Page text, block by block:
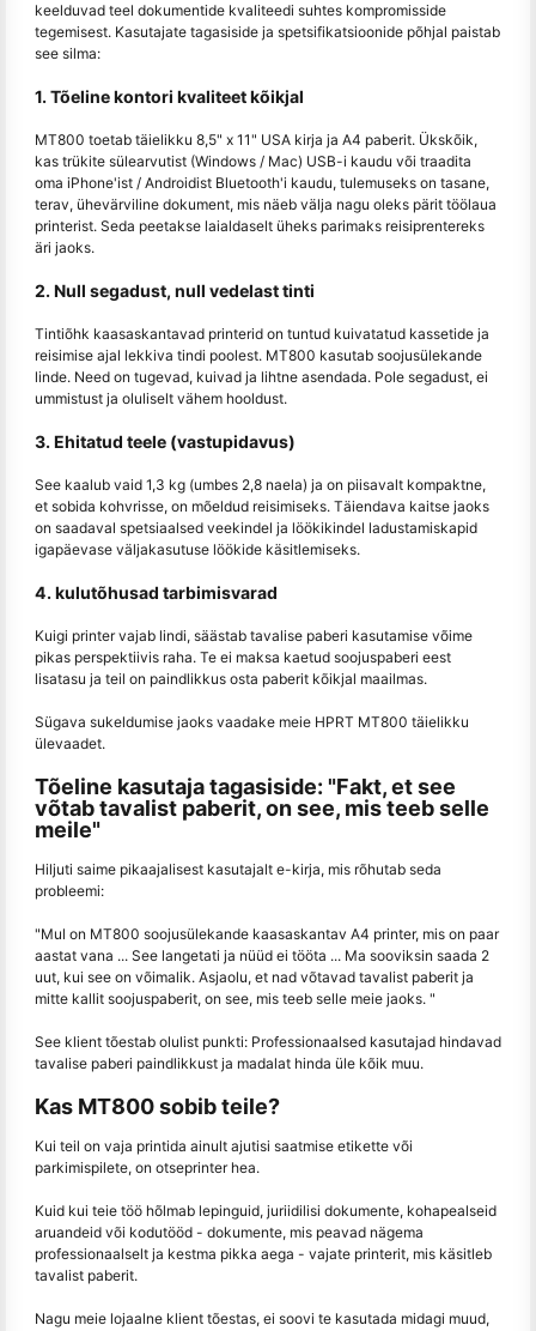
keelduvad teel dokumentide kvaliteedi suhtes kompromisside
tegemisest. Kasutajate tagasiside ja spetsifikatsioonide põhjal paistab
see silma:
1. Tõeline kontori kvaliteet kõikjal
MT800 toetab täielikku 8,5" x 11" USA kirja ja A4 paberit. Ükskõik,
kas trükite sülearvutist (Windows / Mac) USB-i kaudu või traadita
oma iPhone'ist / Androidist Bluetooth'i kaudu, tulemuseks on tasane,
terav, ühevärviline dokument, mis näeb välja nagu oleks pärit töölaua
printerist. Seda peetakse laialdaselt üheks parimaks reisiprentereks
äri jaoks.
2. Null segadust, null vedelast tinti
Tintiõhk kaasaskantavad printerid on tuntud kuivatatud kassetide ja
reisimise ajal lekkiva tindi poolest. MT800 kasutab soojusülekande
linde. Need on tugevad, kuivad ja lihtne asendada. Pole segadust, ei
ummistust ja oluliselt vähem hooldust.
3. Ehitatud teele (vastupidavus)
See kaalub vaid 1,3 kg (umbes 2,8 naela) ja on piisavalt kompaktne,
et sobida kohvrisse, on mõeldud reisimiseks. Täiendava kaitse jaoks
on saadaval spetsiaalsed veekindel ja löökikindel ladustamiskapid
igapäevase väljakasutuse löökide käsitlemiseks.
4. kulutõhusad tarbimisvarad
Kuigi printer vajab lindi, säästab tavalise paberi kasutamise võime
pikas perspektiivis raha. Te ei maksa kaetud soojuspaberi eest
lisatasu ja teil on paindlikkus osta paberit kõikjal maailmas.
Sügava sukeldumise jaoks vaadake meie HPRT MT800 täielikku
ülevaadet.
Tõeline kasutaja tagasiside: "Fakt, et see
võtab tavalist paberit, on see, mis teeb selle
meile"
Hiljuti saime pikaajalisest kasutajalt e-kirja, mis rõhutab seda
probleemi:
"Mul on MT800 soojusülekande kaasaskantav A4 printer, mis on paar
aastat vana ... See langetati ja nüüd ei tööta ... Ma sooviksin saada 2
uut, kui see on võimalik. Asjaolu, et nad võtavad tavalist paberit ja
mitte kallit soojuspaberit, on see, mis teeb selle meie jaoks. "
See klient tõestab olulist punkti: Professionaalsed kasutajad hindavad
tavalise paberi paindlikkust ja madalat hinda üle kõik muu.
Kas MT800 sobib teile?
Kui teil on vaja printida ainult ajutisi saatmise etikette või
parkimispilete, on otseprinter hea.
Kuid kui teie töö hõlmab lepinguid, juriidilisi dokumente, kohapealseid
aruandeid või kodutööd - dokumente, mis peavad nägema
professionaalselt ja kestma pikka aega - vajate printerit, mis käsitleb
tavalist paberit.
Nagu meie lojaalne klient tõestas, ei soovi te kasutada midagi muud,